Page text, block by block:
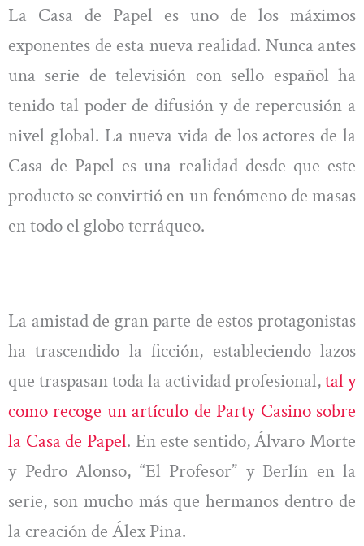
La Casa de Papel es uno de los máximos
exponentes de esta nueva realidad. Nunca antes
una serie de televisión con sello español ha
tenido tal poder de difusión y de repercusión a
nivel global. La nueva vida de los actores de la
Casa de Papel es una realidad desde que este
producto se convirtió en un fenómeno de masas
en todo el globo terráqueo.
La amistad de gran parte de estos protagonistas
ha trascendido la ficción, estableciendo lazos
que traspasan toda la actividad profesional,tal y
como recoge un artículo de Party Casino sobre
la Casa de Papel. En este sentido, Álvaro Morte
y Pedro Alonso, “El Profesor” y Berlín en la
serie, son mucho más que hermanos dentro de
la creación de Álex Pina.